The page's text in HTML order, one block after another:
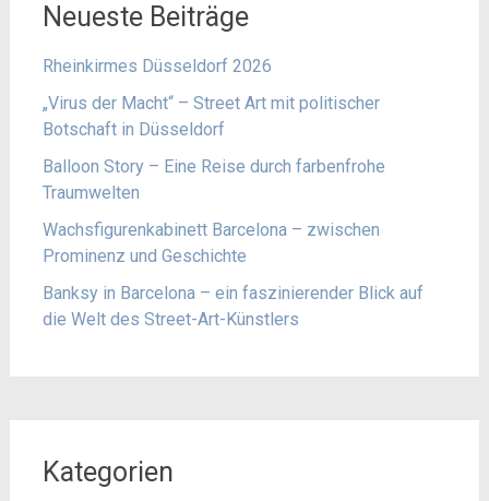
Neueste Beiträge
Rheinkirmes Düsseldorf 2026
„Virus der Macht“ – Street Art mit politischer
Botschaft in Düsseldorf
Balloon Story – Eine Reise durch farbenfrohe
Traumwelten
Wachsfigurenkabinett Barcelona – zwischen
Prominenz und Geschichte
Banksy in Barcelona – ein faszinierender Blick auf
die Welt des Street-Art-Künstlers
Kategorien